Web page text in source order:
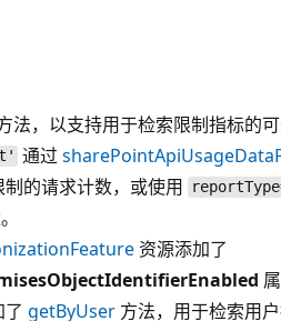
法，以支持用于检索限制指标的
通过
的请求计数，或使用
资源添加了
getByUser 方法，用于检索用